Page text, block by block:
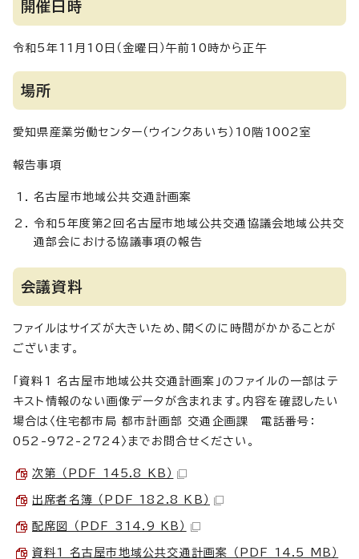
開催日時
令和5年11月10日（金曜日）午前10時から正午
場所
愛知県産業労働センター（ウインクあいち）10階1002室
報告事項
名古屋市地域公共交通計画案
令和5年度第2回名古屋市地域公共交通協議会地域公共交
通部会における協議事項の報告
会議資料
ファイルはサイズが大きいため、開くのに時間がかかることが
ございます。
「資料1 名古屋市地域公共交通計画案」のファイルの一部はテ
キスト情報のない画像データが含まれます。内容を確認したい
場合は〈住宅都市局 都市計画部 交通企画課 電話番号：
052-972-2724〉までお問合せください。
次第 （PDF 145.8 KB）
出席者名簿 （PDF 182.8 KB）
配席図 （PDF 314.9 KB）
資料1 名古屋市地域公共交通計画案 （PDF 14.5 MB）